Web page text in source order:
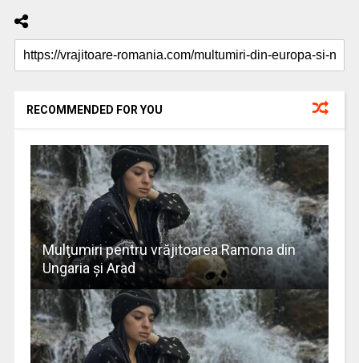
RECOMMENDED FOR YOU
Mulţumiri pentru vrăjitoarea Ramona din
Ungaria și Arad